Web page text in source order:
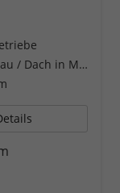
Fiord Blau / Dach in Midnight Schwarz Metallic